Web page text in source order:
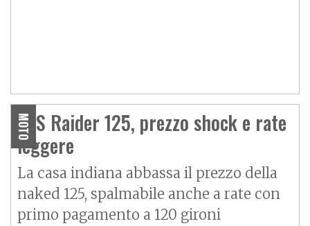
MOTO
TVS Raider 125, prezzo shock e rate
leggere
La casa indiana abbassa il prezzo della
naked 125, spalmabile anche a rate con
primo pagamento a 120 gironi